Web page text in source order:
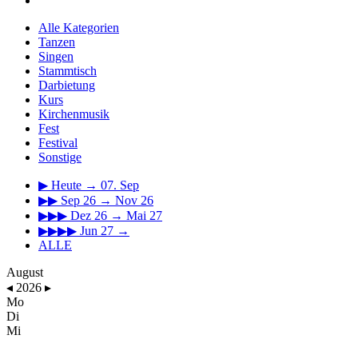
Alle Kategorien
Tanzen
Singen
Stammtisch
Darbietung
Kurs
Kirchenmusik
Fest
Festival
Sonstige
▶ Heute → 07. Sep
▶▶ Sep 26 → Nov 26
▶▶▶ Dez 26 → Mai 27
▶▶▶▶ Jun 27 →
ALLE
August
◂ 2026 ▸
Mo
Di
Mi